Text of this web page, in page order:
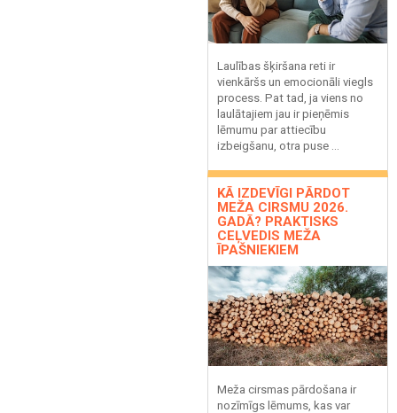
Laulības šķiršana reti ir
vienkāršs un emocionāli viegls
process. Pat tad, ja viens no
laulātajiem jau ir pieņēmis
lēmumu par attiecību
izbeigšanu, otra puse ...
KĀ IZDEVĪGI PĀRDOT
MEŽA CIRSMU 2026.
GADĀ? PRAKTISKS
CEĻVEDIS MEŽA
ĪPAŠNIEKIEM
Meža cirsmas pārdošana ir
nozīmīgs lēmums, kas var